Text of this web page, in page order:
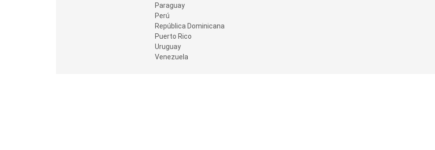
Paraguay
Perú
República Dominicana
Puerto Rico
Uruguay
Venezuela